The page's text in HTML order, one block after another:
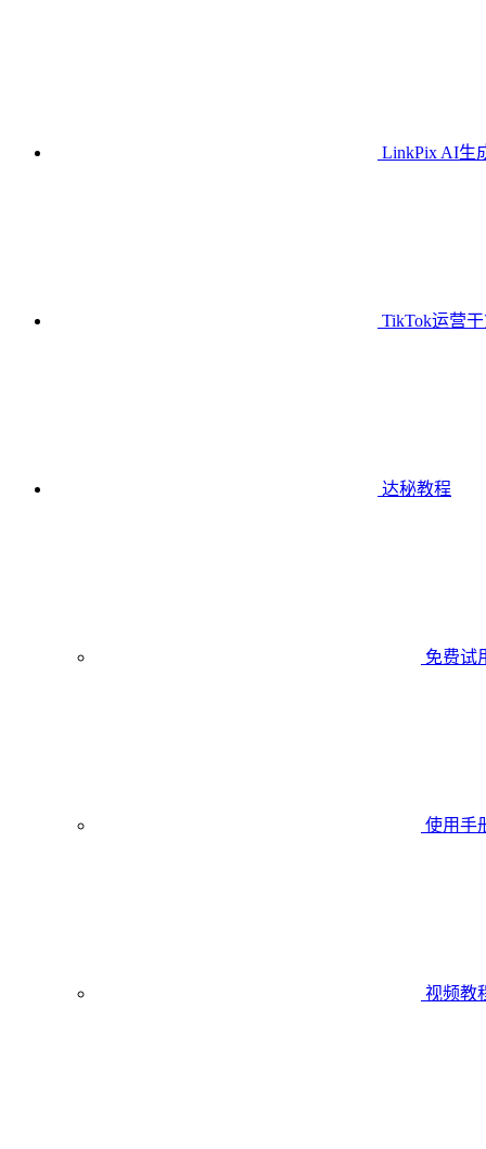
LinkPix AI生
TikTok运营
达秘教程
免费试
使用手
视频教